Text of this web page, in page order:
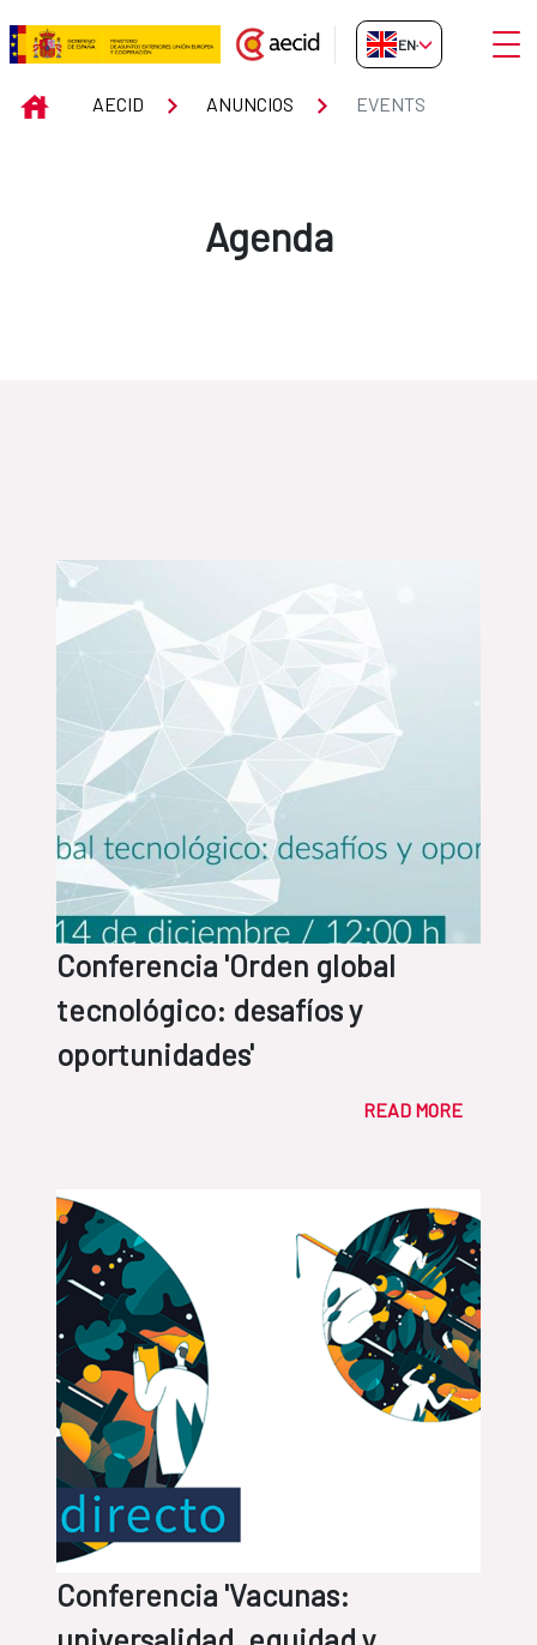
Skip to Main Content
Events
EN-GB
INICIOAECID ANUNCIOS EVENTS
Agenda
Conferencia 'Orden global
tecnológico: desafíos y
oportunidades'
READ MORE
Conferencia 'Vacunas: